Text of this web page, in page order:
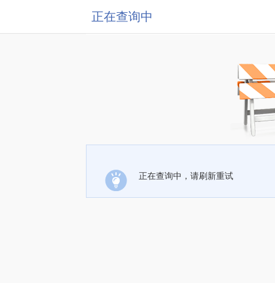
正在查询中
正在查询中，请刷新重试